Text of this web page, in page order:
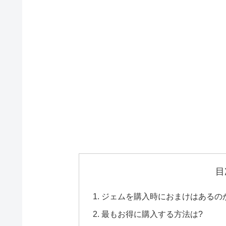
ジェムを購入時におまけはあるの
最もお得に購入する方法は?